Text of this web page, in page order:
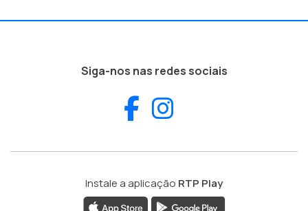
Siga-nos nas redes sociais
Facebook
Instale a aplicação RTP Play